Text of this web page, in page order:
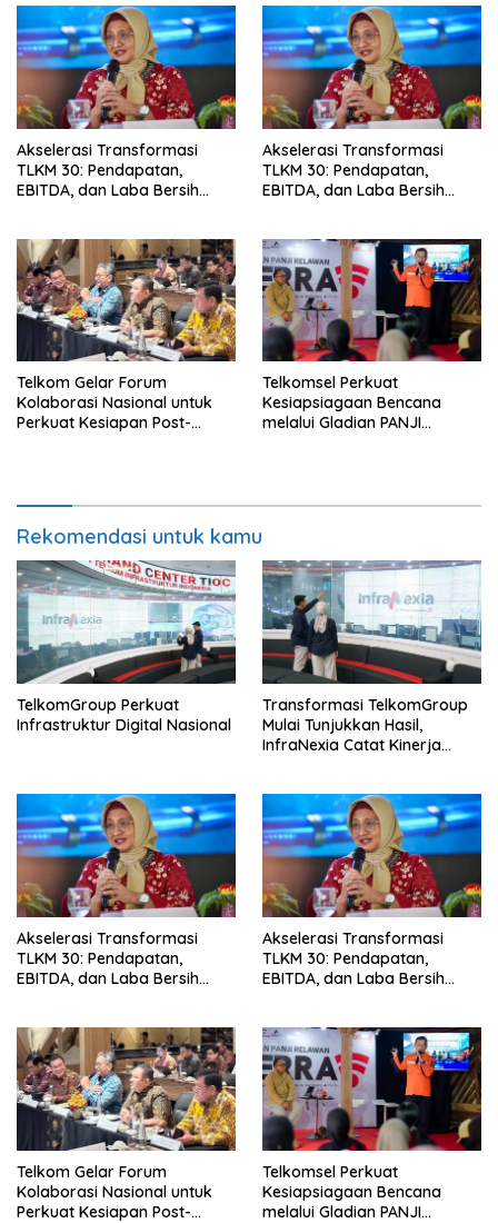
Akselerasi Transformasi
TLKM 30: Pendapatan,
EBITDA, dan Laba Bersih
Akselerasi Transformasi
TLKM 30: Pendapatan,
EBITDA, dan Laba Bersih
Telkom Gelar Forum
Kolaborasi Nasional untuk
Perkuat Kesiapan Post-
Telkomsel Perkuat
Kesiapsiagaan Bencana
melalui Gladian PANJI
Rekomendasi untuk kamu
TelkomGroup Perkuat
Infrastruktur Digital Nasional
Transformasi TelkomGroup
Mulai Tunjukkan Hasil,
InfraNexia Catat Kinerja
Akselerasi Transformasi
TLKM 30: Pendapatan,
EBITDA, dan Laba Bersih
Akselerasi Transformasi
TLKM 30: Pendapatan,
EBITDA, dan Laba Bersih
Telkom Gelar Forum
Kolaborasi Nasional untuk
Perkuat Kesiapan Post-
Telkomsel Perkuat
Kesiapsiagaan Bencana
melalui Gladian PANJI